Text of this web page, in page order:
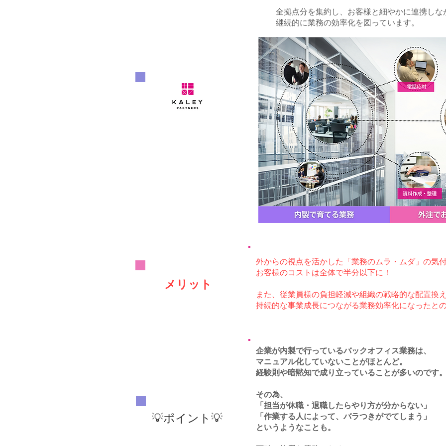
全拠点分を集約し、お客様と細やかに連携しな
継続的に業務の効率化を図っています。
メリット
外からの視点を活かした「業務のムラ・ムダ」の気
お客様のコストは全体で半分以下に！
また、従業員様の負担軽減や組織の戦略的な配置換
持続的な事業成長につながる業務効率化になったと
💡ポイント💡
企業が内製で行っているバックオフィス業務は、
マニュアル化していないことがほとんど。
経験則や暗黙知で成り立っていることが多いのです
その為、
「担当が休職・退職したらやり方が分からない」
「作業する人によって、バラつきがでてしまう」
というようなことも。